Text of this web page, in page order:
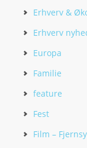
Erhverv &
Erhverv
Europa
Familie
feature
Fest
Film –